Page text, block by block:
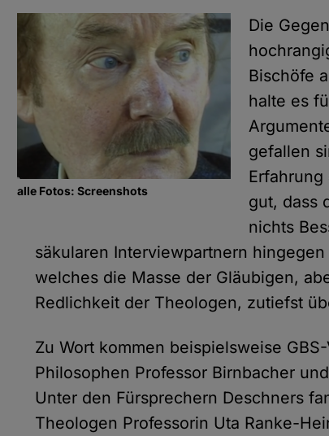
alle Fotos: Screenshots
Die
Bischöfe
halte es
gefallen
gut, dass
nichts
säkularen Interviewpartnern
welches die Masse der Gläubigen,
Redlichkeit der Theologen, zutiefst
Zu Wort kommen beispielsweise
Philosophen Professor Birnbacher
Unter den Fürsprechern Deschners
Theologen Professorin Uta Ranke-